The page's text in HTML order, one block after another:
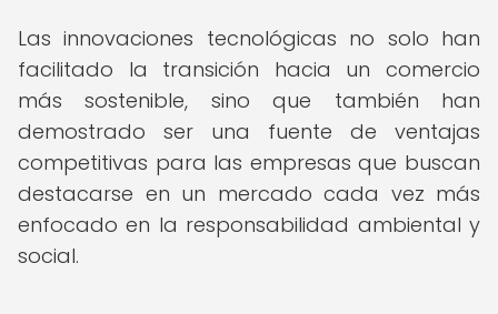
Las innovaciones tecnológicas no solo han
facilitado la transición hacia un comercio
más sostenible, sino que también han
demostrado ser una fuente de ventajas
competitivas para las empresas que buscan
destacarse en un mercado cada vez más
enfocado en la responsabilidad ambiental y
social.